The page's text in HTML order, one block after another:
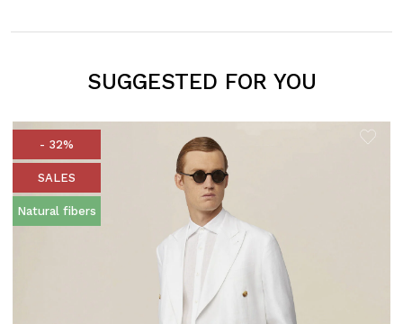
SUGGESTED FOR YOU
- 32%
SALES
Natural fibers